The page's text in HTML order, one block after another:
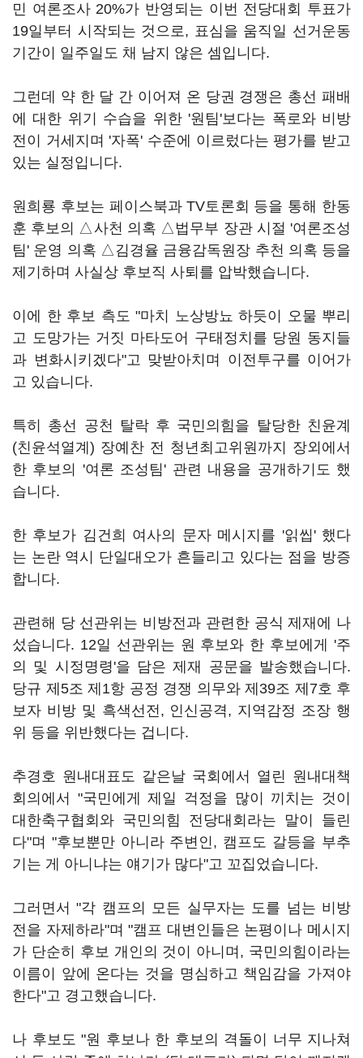
민 여론조사 20%가 반영되는 이번 전당대회 투표가
19일부터 시작되는 것으로, 표심을 움직일 선거운동
기간이 일주일도 채 남지 않은 셈입니다.
그런데 약 한 달 간 이어져 온 당권 경쟁은 총선 패배
에 대한 위기 수습을 위한 '원팀'보다는 폭로와 비방
전이 거세지며 '자폭' 수준에 이르렀다는 평가를 받고
있는 실정입니다.
원희룡 후보는 페이스북과 TV토론회 등을 통해 한동
훈 후보의 △사천 의혹 △법무부 장관 시절 '여론조성
팀' 운영 의혹 △김경율 금융감독원장 추천 의혹 등을
제기하며 사실상 후보직 사퇴를 압박했습니다.
이에 한 후보 측도 "마치 노상방뇨 하듯이 오물 뿌리
고 도망가는 거짓 마타도어 구태정치를 당원 동지들
과 변화시키겠다"고 맞받아치며 이전투구를 이어가
고 있습니다.
특히 총선 공천 탈락 후 국민의힘을 탈당한 친윤계
(친윤석열계) 장예찬 전 청년최고위원까지 장외에서
한 후보의 '여론 조성팀' 관련 내용을 공개하기도 했
습니다.
한 후보가 김건희 여사의 문자 메시지를 '읽씹' 했다
는 논란 역시 단일대오가 흔들리고 있다는 점을 방증
합니다.
관련해 당 선관위는 비방전과 관련한 공식 제재에 나
섰습니다. 12일 선관위는 원 후보와 한 후보에게 '주
의 및 시정명령'을 담은 제재 공문을 발송했습니다.
당규 제5조 제1항 공정 경쟁 의무와 제39조 제7호 후
보자 비방 및 흑색선전, 인신공격, 지역감정 조장 행
위 등을 위반했다는 겁니다.
추경호 원내대표도 같은날 국회에서 열린 원내대책
회의에서 "국민에게 제일 걱정을 많이 끼치는 것이
대한축구협회와 국민의힘 전당대회라는 말이 들린
다"며 "후보뿐만 아니라 주변인, 캠프도 갈등을 부추
기는 게 아니냐는 얘기가 많다"고 꼬집었습니다.
그러면서 "각 캠프의 모든 실무자는 도를 넘는 비방
전을 자제하라"며 "캠프 대변인들은 논평이나 메시지
가 단순히 후보 개인의 것이 아니며, 국민의힘이라는
이름이 앞에 온다는 것을 명심하고 책임감을 가져야
한다"고 경고했습니다.
나 후보도 "원 후보나 한 후보의 격돌이 너무 지나쳐